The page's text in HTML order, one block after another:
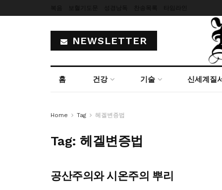
NEWSLETTER
홈 건강 기술 신세계질
Home Tag 헤겔변증법
Tag:헤겔변증법
공산주의와 시온주의 뿌리